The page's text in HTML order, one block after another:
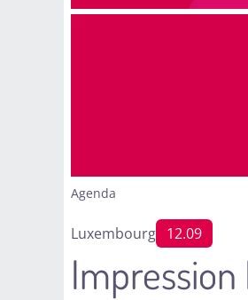
Agenda
Luxembourg 12.09